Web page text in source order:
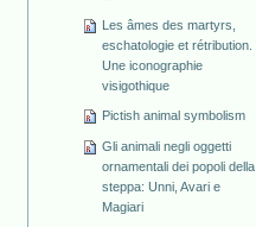
Les âmes des martyrs,
eschatologie et rétribution.
Une iconographie
visigothique
Pictish animal symbolism
Gli animali negli oggetti
ornamentali dei popoli della
steppa: Unni, Avari e
Magiari